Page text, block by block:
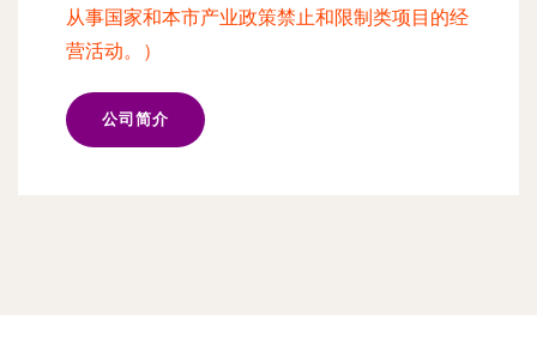
从事国家和本市产业政策禁止和限制类项目的经
营活动。）
公司简介